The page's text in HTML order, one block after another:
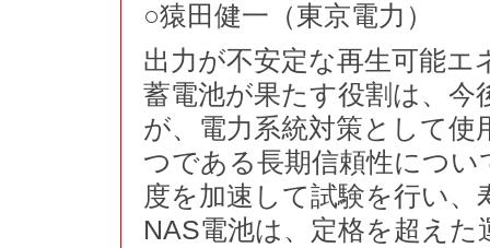
○猿田健一（東京電力）
出力が不安定な再生可能
蓄電池が果たす役割は、
が、電力系統対策として使
つである長期信頼性につ
度を加速して試験を行い
NAS電池は、定格を超え